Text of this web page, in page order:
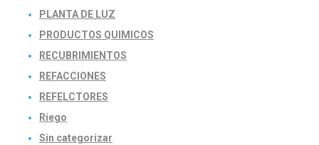
PLANTA DE LUZ
PRODUCTOS QUIMICOS
RECUBRIMIENTOS
REFACCIONES
REFELCTORES
Riego
Sin categorizar